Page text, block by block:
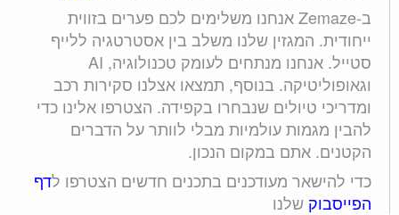
ב-Zemaze אנחנו משלימים לכם פערים בזווית
ייחודית. המגזין שלנו משלב בין אסטרטגיה ללייף
סטייל. אנחנו מנתחים לעומק טכנולוגיה, AI
וגאופוליטיקה. בנוסף, תמצאו אצלנו סקירות רכב
ומדריכי טיולים שנבחרו בקפידה. הצטרפו אלינו כדי
להבין מגמות עולמיות מבלי לוותר על הדברים
הקטנים. אתם במקום הנכון.
כדי להישאר מעודכנים בתכנים חדשים הצטרפו לדף
הפייסבוק שלנו